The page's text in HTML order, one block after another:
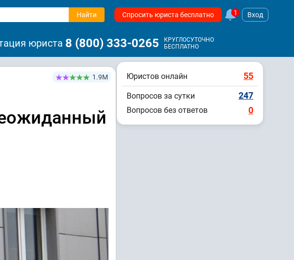
Найти Спросить юриста бесплатно 1 Вход
юриста 8 (800) 333-0265
КРУГЛОСУТОЧНО
БЕСПЛАТНО
1.9М Юристов онлайн 55
Вопросов за сутки 247
Вопросов без ответов 0